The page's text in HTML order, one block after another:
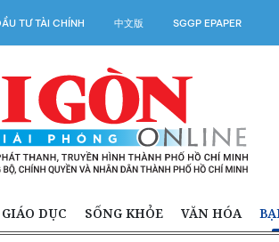
TƯ TÀI CHÍNH 中文版 SGGP EPAPER
GIÁO DỤC SỐNG KHỎE VĂN HÓA